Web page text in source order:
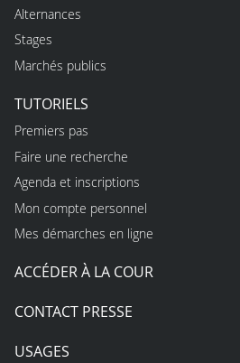
Alternances
Stages
Marchés publics
TUTORIELS
Premiers pas
Faire une recherche
Agenda et inscriptions
Mon compte personnel
Mes démarches en ligne
ACCÉDER À LA COUR
CONTACT PRESSE
USAGES